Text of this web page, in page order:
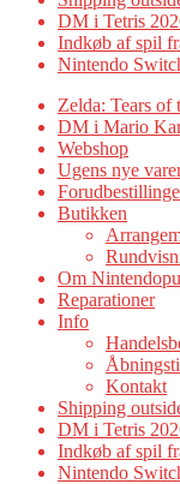
DM i Tetris
Indkøb af spil
Nintendo
Zelda: Tears of
DM i Mario
Webshop
Ugens nye
Butikken
Om
Reparationer
Info
Kontakt
Shipping
DM i Tetris
Indkøb af spil
Nintendo